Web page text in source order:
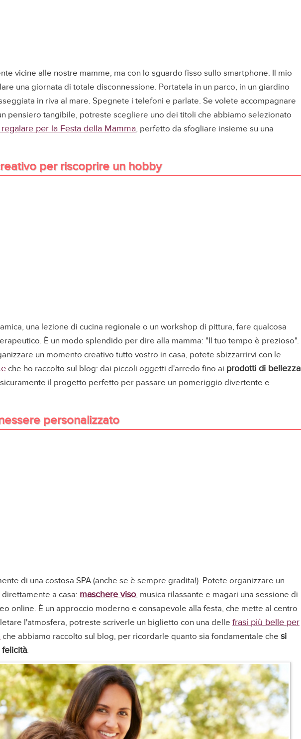
vicine alle nostre mamme, ma con lo sguardo fisso sullo smartphone. Il mio
una giornata di totale disconnessione. Portatela in un parco, in un giardino
in riva al mare. Spegnete i telefoni e parlate. Se volete accompagnare
pensiero tangibile, potreste scegliere uno dei titoli che abbiamo selezionato
per la Festa della Mamma, perfetto da sfogliare insieme su una
per riscoprire un hobby
una lezione di cucina regionale o un workshop di pittura, fare qualcosa
È un modo splendido per dire alla mamma: "Il tuo tempo è prezioso".
un momento creativo tutto vostro in casa, potete sbizzarrirvi con le
che ho raccolto sul blog: dai piccoli oggetti d'arredo fino ai prodotti di bellezza
il progetto perfetto per passare un pomeriggio divertente e
personalizzato
di una costosa SPA (anche se è sempre gradita!). Potete organizzare un
a casa: maschere viso, musica rilassante e magari una sessione di
online. È un approccio moderno e consapevole alla festa, che mette al centro
l'atmosfera, potreste scriverle un biglietto con una delle frasi più belle per
che abbiamo raccolto sul blog, per ricordarle quanto sia fondamentale che si
felicità.